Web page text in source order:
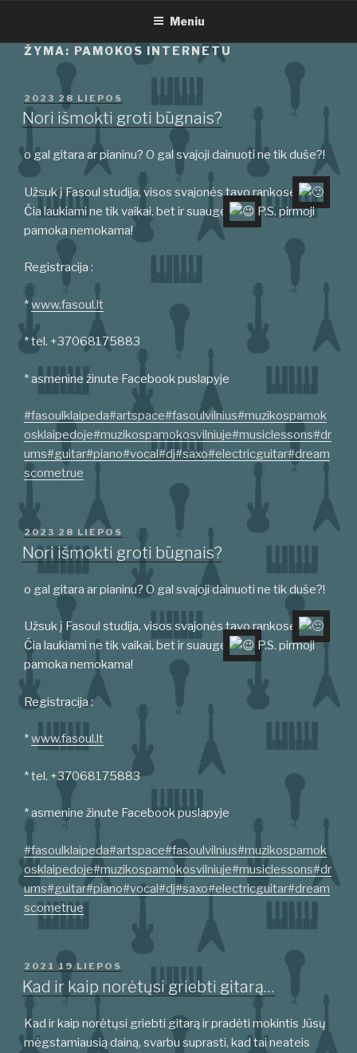
turinio
Meniu
ŽYMA: PAMOKOS INTERNETU
PASKELBTA
2023 28 LIEPOS
Nori išmokti groti būgnais?
o gal gitara ar pianinu? O gal svajoji dainuoti ne tik duše?!
Užsuk į Fasoul studija, visos svajonės tavo rankose
Čia laukiami ne tik vaikai, bet ir suaugę
P.S. pirmoji
pamoka nemokama!
Registracija :
*www.fasoul.lt
* tel. +37068175883
* asmenine žinute Facebook puslapyje
#fasoulklaipeda#artspace#fasoulvilnius#muzikospamok
osklaipedoje#muzikospamokosvilniuje#musiclessons#dr
ums#guitar#piano#vocal#dj#saxo#electricguitar#dream
scometrue
PASKELBTA
2023 28 LIEPOS
Nori išmokti groti būgnais?
o gal gitara ar pianinu? O gal svajoji dainuoti ne tik duše?!
Užsuk į Fasoul studija, visos svajonės tavo rankose
Čia laukiami ne tik vaikai, bet ir suaugę
P.S. pirmoji
pamoka nemokama!
Registracija :
*www.fasoul.lt
* tel. +37068175883
* asmenine žinute Facebook puslapyje
#fasoulklaipeda#artspace#fasoulvilnius#muzikospamok
osklaipedoje#muzikospamokosvilniuje#musiclessons#dr
ums#guitar#piano#vocal#dj#saxo#electricguitar#dream
scometrue
PASKELBTA
2021 19 LIEPOS
Kad ir kaip norėtųsi griebti gitarą…
Kad ir kaip norėtųsi griebti gitarą ir pradėti mokintis Jūsų
mėgstamiausią dainą, svarbu suprasti, kad tai neateis